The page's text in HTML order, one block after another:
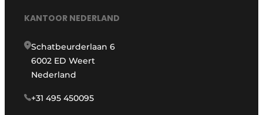
KANTOOR NEDERLAND
Schatbeurderlaan 6
6002 ED Weert
Nederland
+31 495 450095